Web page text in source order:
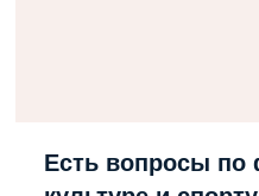
Есть вопросы по